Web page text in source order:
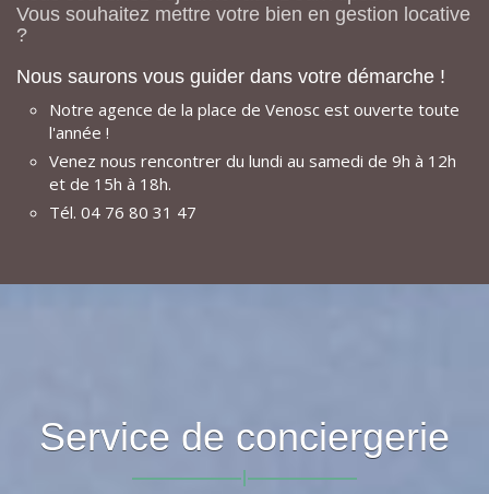
Vous souhaitez mettre votre bien en gestion locative
?
Nous saurons vous guider dans votre démarche !
Notre agence de la place de Venosc est ouverte toute
l'année !
Venez nous rencontrer du lundi au samedi de 9h à 12h
et de 15h à 18h.
Tél. 04 76 80 31 47
Service de conciergerie